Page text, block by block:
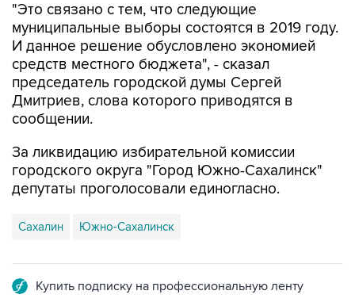
"Это связано с тем, что следующие
муниципальные выборы состоятся в 2019 году.
И данное решение обусловлено экономией
средств местного бюджета", - сказал
председатель городской думы Сергей
Дмитриев, слова которого приводятся в
сообщении.
За ликвидацию избирательной комиссии
городского округа "Город Южно-Сахалинск"
депутаты проголосовали единогласно.
Сахалин Южно-Сахалинск
Купить подписку на профессиональную ленту